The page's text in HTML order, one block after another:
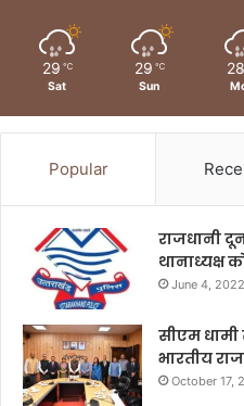
29 ℃
Sat
29 ℃
Sun
28
Popular
राजधानी
थानाध्यक्ष
June 4, 2022
सीएम धामी
भारतीय
October 17,